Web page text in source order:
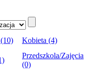
Kobieta (4)
Przedszkola/Zajęcia
(0)